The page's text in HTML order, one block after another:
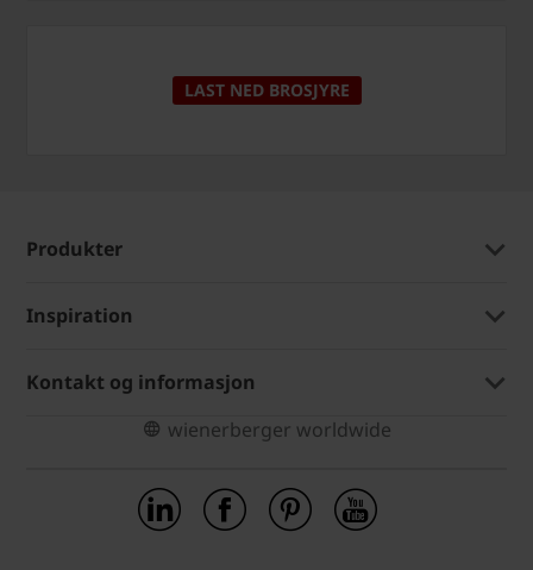
LAST NED BROSJYRE
Produkter
Inspiration
Kontakt og informasjon
wienerberger worldwide